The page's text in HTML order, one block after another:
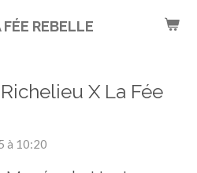
FÉE REBELLE
X La Fée
à 10:20